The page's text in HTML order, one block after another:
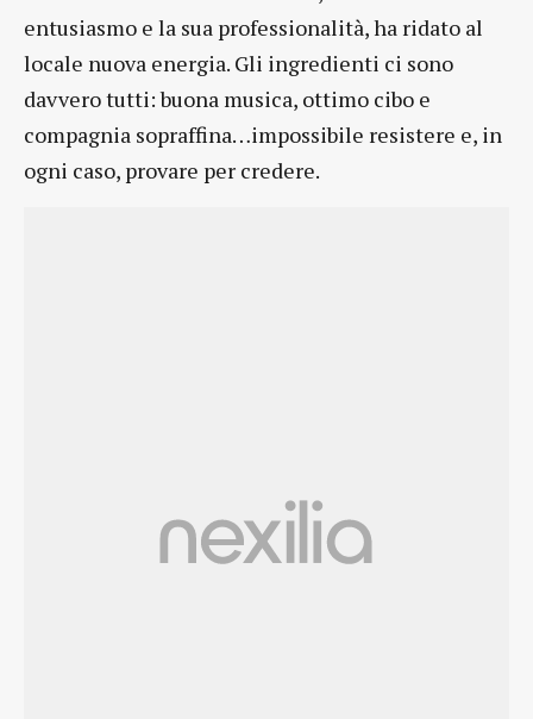
entusiasmo e la sua professionalità, ha ridato al
locale nuova energia. Gli ingredienti ci sono
davvero tutti: buona musica, ottimo cibo e
compagnia sopraffina…impossibile resistere e, in
ogni caso, provare per credere.